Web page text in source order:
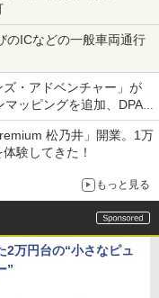
のICなどの一般車両通行
・アドベンチャー」が
ッピングを追加、DPA
松乃井」開業。1万
験してきた！
もっと見る
2万円台の“小さなピュ
”